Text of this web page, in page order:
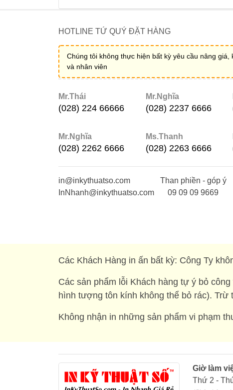
HOTLINE TỨ QUÝ ĐẶT HÀNG
Chúng tôi không thực hiện bất kỳ yêu cầu nâng giá,
và nhân viên
Mr.Thái
(028) 224 66666
Mr.Nghĩa
(028) 2237 6666
Mr.Nghĩa
(028) 2262 6666
Ms.Thanh
(028) 2263 6666
in@inkythuatso.com
InNhanh@inkythuatso.com
Than phiền - góp ý
09 09 09 9669
Các Khách Hàng in ấn bất kỳ: Công Ty
Các sản phẩm lỗi Khách hàng tự ý bỏ
hình tượng tôn kính không thể bỏ rác).
Không nhận in những sản phẩm vi phạm
Giờ làm
Thứ 2 -